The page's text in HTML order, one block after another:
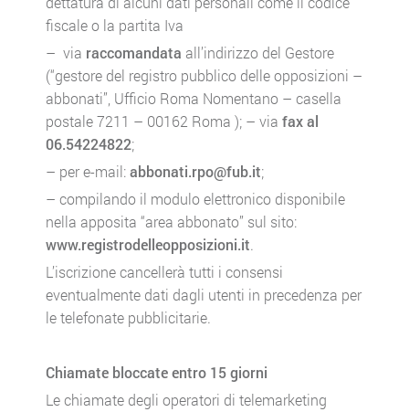
fiscale o la partita Iva
– via raccomandata all’indirizzo del Gestore
(“gestore del registro pubblico delle opposizioni –
abbonati”, Ufficio Roma Nomentano – casella
postale 7211 – 00162 Roma ); – via fax al
06.54224822;
– per e-mail:abbonati.rpo@fub.it;
– compilando il modulo elettronico disponibile
nella apposita “area abbonato” sul sito:
www.registrodelleopposizioni.it.
L’iscrizione cancellerà tutti i consensi
eventualmente dati dagli utenti in precedenza per
le telefonate pubblicitarie.
Chiamate bloccate entro 15 giorni
Le chiamate degli operatori di telemarketing